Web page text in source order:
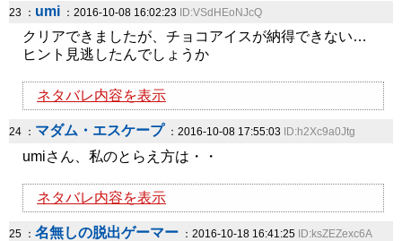
23 ： umi ：2016-10-08 16:02:23 ID:VSdHEoNJcQ
クリアできましたが、チョコアイスが納得できない…
ヒント見逃したんでしょうか
ネタバレ内容を表示
24 ： マダム・エスケープ ：2016-10-08 17:55:03 ID:h2Xc9a0Jtg
umiさん、私のとらえ方は・・
ネタバレ内容を表示
25 ： 名無しの脱出ゲーマー ：2016-10-18 16:41:25 ID:ksZEZexc6A